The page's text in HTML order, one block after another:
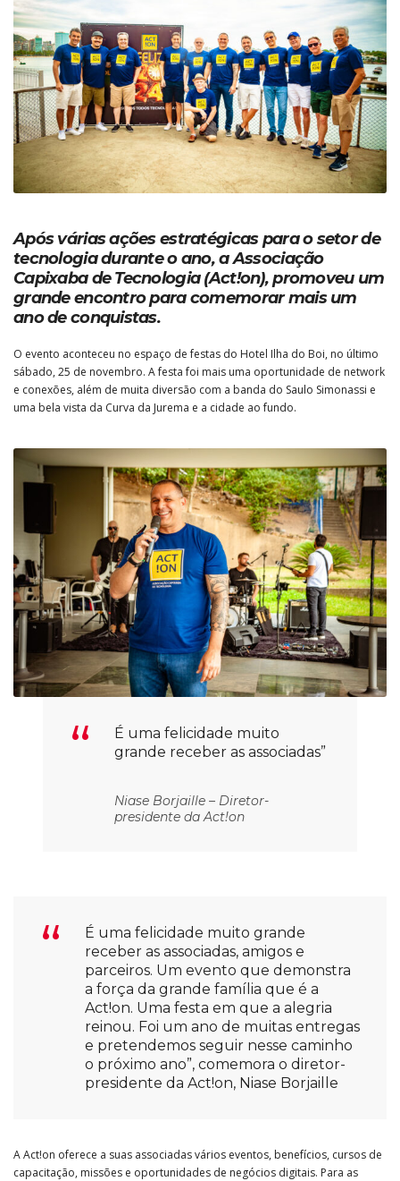
Após várias ações estratégicas para o setor de
tecnologia durante o ano, a Associação
Capixaba de Tecnologia (Act!on), promoveu um
grande encontro para comemorar mais um
ano de conquistas.
O evento aconteceu no espaço de festas do Hotel Ilha do Boi, no último
sábado, 25 de novembro. A festa foi mais uma oportunidade de network
e conexões, além de muita diversão com a banda do Saulo Simonassi e
uma bela vista da Curva da Jurema e a cidade ao fundo.
É uma felicidade muito
grande receber as associadas”
Niase Borjaille – Diretor-
presidente da Act!on
É uma felicidade muito grande
receber as associadas, amigos e
parceiros. Um evento que demonstra
a força da grande família que é a
Act!on. Uma festa em que a alegria
reinou. Foi um ano de muitas entregas
e pretendemos seguir nesse caminho
o próximo ano”, comemora o diretor-
presidente da Act!on, Niase Borjaille
A Act!on oferece a suas associadas vários eventos, benefícios, cursos de
capacitação, missões e oportunidades de negócios digitais. Para as